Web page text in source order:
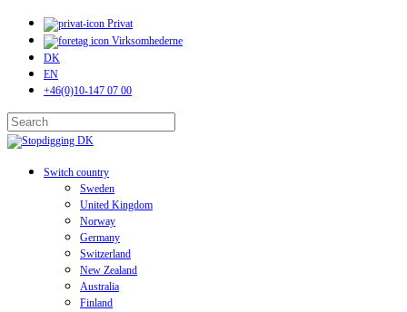
Skip
main
content
Privat
Virksomhederne
DK
EN
+46(0)10-147 07 00
Close
Search
search
Menu
Switch country
Sweden
United Kingdom
Norway
Germany
Switzerland
New Zealand
Australia
Finland